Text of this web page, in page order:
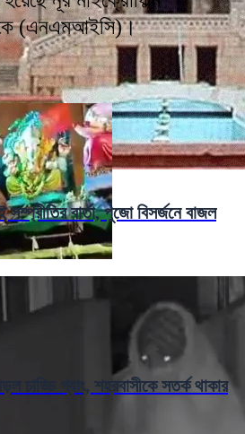
(এনএমআইসি)।
সম্প্রীতির বার্তা, পুজো বিসর্জনে বাজল
চাড্ডি গ্যাং, শহরবাসীকে সতর্ক থাকার